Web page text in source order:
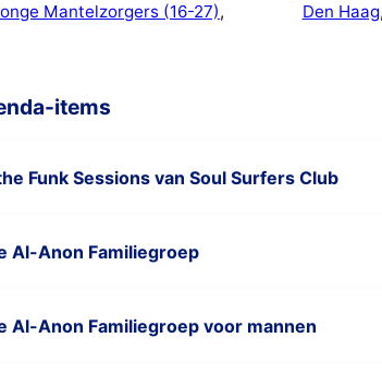
Mantelzorgers (16-27) Den Haag,
items
Funk Sessions van Soul Surfers Club
Al-Anon Familiegroep
Al-Anon Familiegroep voor mannen